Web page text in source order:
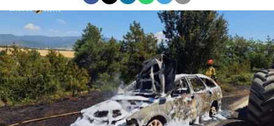
SOCIEDAD
OPINIÓN
GALERÍAS
VÍDEOS
CONTACTAR